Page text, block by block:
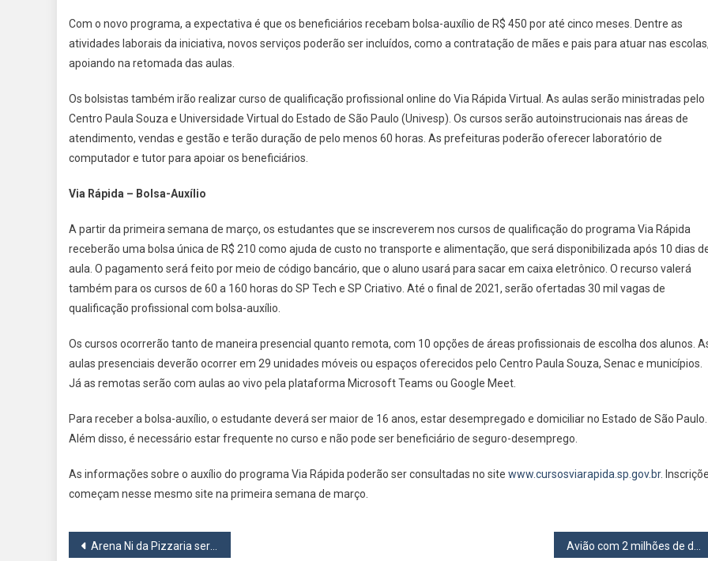
Com o novo programa, a expectativa é que os beneficiários recebam bolsa-auxílio de R$ 450 por até cinco meses. Dentre as
atividades laborais da iniciativa, novos serviços poderão ser incluídos, como a contratação de mães e pais para atuar nas
apoiando na retomada das aulas.
Os bolsistas também irão realizar curso de qualificação profissional online do Via Rápida Virtual. As aulas serão ministradas pelo
Centro Paula Souza e Universidade Virtual do Estado de São Paulo (Univesp). Os cursos serão autoinstrucionais nas áreas de
atendimento, vendas e gestão e terão duração de pelo menos 60 horas. As prefeituras poderão oferecer laboratório de
computador e tutor para apoiar os beneficiários.
Via Rápida – Bolsa-Auxílio
A partir da primeira semana de março, os estudantes que se inscreverem nos cursos de qualificação do programa Via Rápida
receberão uma bolsa única de R$ 210 como ajuda de custo no transporte e alimentação, que será disponibilizada após 10 dias
aula. O pagamento será feito por meio de código bancário, que o aluno usará para sacar em caixa eletrônico. O recurso valerá
também para os cursos de 60 a 160 horas do SP Tech e SP Criativo. Até o final de 2021, serão ofertadas 30 mil vagas de
qualificação profissional com bolsa-auxílio.
Os cursos ocorrerão tanto de maneira presencial quanto remota, com 10 opções de áreas profissionais de escolha dos alunos.
aulas presenciais deverão ocorrer em 29 unidades móveis ou espaços oferecidos pelo Centro Paula Souza, Senac e municípios.
Já as remotas serão com aulas ao vivo pela plataforma Microsoft Teams ou Google Meet.
Para receber a bolsa-auxílio, o estudante deverá ser maior de 16 anos, estar desempregado e domiciliar no Estado de São Paulo.
Além disso, é necessário estar frequente no curso e não pode ser beneficiário de seguro-desemprego.
As informações sobre o auxílio do programa Via Rápida poderão ser consultadas no site www.cursosviarapida.sp.gov.br.
começam nesse mesmo site na primeira semana de março.
Navegação
Arena Ni da Pizzaria será entregue no dia 27 no Jardim São Pedro